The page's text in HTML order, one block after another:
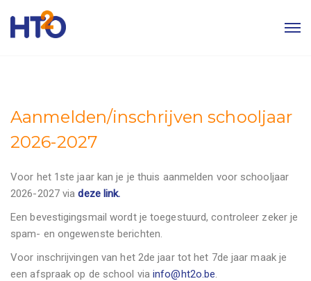
Aanmelden/inschrijven schooljaar
2026-2027
Voor het 1ste jaar kan je je thuis aanmelden voor schooljaar
2026-2027 viadeze link.
Een bevestigingsmail wordt je toegestuurd, controleer zeker je
spam- en ongewenste berichten.
Voor inschrijvingen van het 2de jaar tot het 7de jaar maak je
een afspraak op de school viainfo@ht2o.be.